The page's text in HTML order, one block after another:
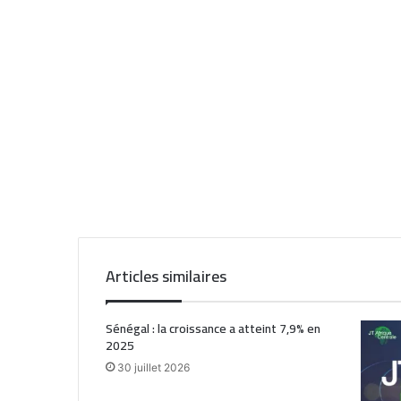
Articles similaires
Sénégal : la croissance a atteint 7,9% en
2025
30 juillet 2026